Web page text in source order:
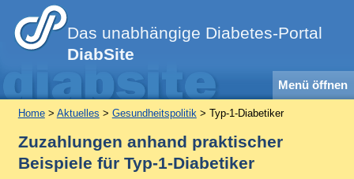
Das unabhängige Diabetes-Portal
DiabSite
Menü öffnen
Home> Aktuelles > Gesundheitspolitik > Typ-1-Diabetiker
Zuzahlungen anhand praktischer
Beispiele für Typ-1-Diabetiker